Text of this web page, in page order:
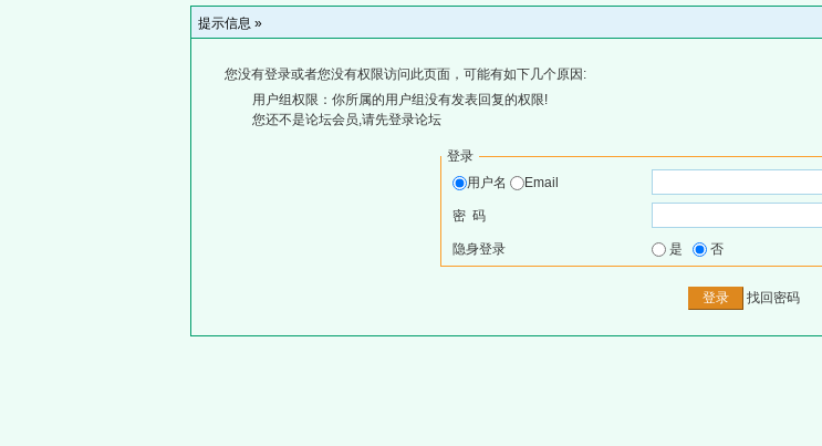
提示信息 »
您没有登录或者您没有权限访问此页面，可能有如下几个原因:
用户组权限：你所属的用户组没有发表回复的权限!
您还不是论坛会员,请先登录论坛
登录
用户名
Email
密 码
隐身登录 是 否
找回密码